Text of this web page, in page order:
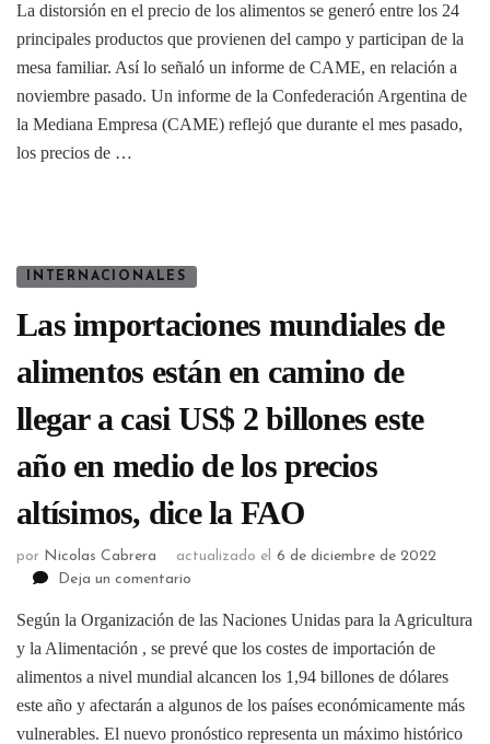
La distorsión en el precio de los alimentos se generó entre los 24
principales productos que provienen del campo y participan de la
mesa familiar. Así lo señaló un informe de CAME, en relación a
noviembre pasado. Un informe de la Confederación Argentina de
la Mediana Empresa (CAME) reflejó que durante el mes pasado,
los precios de …
INTERNACIONALES
Las importaciones mundiales de
alimentos están en camino de
llegar a casi US$ 2 billones este
año en medio de los precios
altísimos, dice la FAO
por Nicolas Cabrera actualizado el 6 de diciembre de 2022
Deja un comentario
Según la Organización de las Naciones Unidas para la Agricultura
y la Alimentación , se prevé que los costes de importación de
alimentos a nivel mundial alcancen los 1,94 billones de dólares
este año y afectarán a algunos de los países económicamente más
vulnerables. El nuevo pronóstico representa un máximo histórico